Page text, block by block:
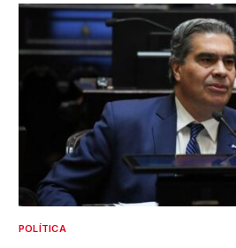
POLÍTICA